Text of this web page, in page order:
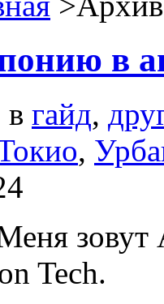
в
в гайд,
,
зовут
Tech.